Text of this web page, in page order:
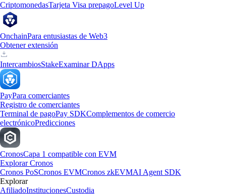
CriptomonedasTarjeta Visa prepagoLevel Up
OnchainPara entusiastas de Web3
Obtener extensión
IntercambiosStakeExaminar DApps
PayPara comerciantes
Registro de comerciantes
Terminal de pagoPay SDKComplementos de comercio
electrónicoPredicciones
CronosCapa 1 compatible con EVM
Explorar Cronos
Cronos PoSCronos EVMCronos zkEVMAI Agent SDK
Explorar
AfiliadoInstitucionesCustodia